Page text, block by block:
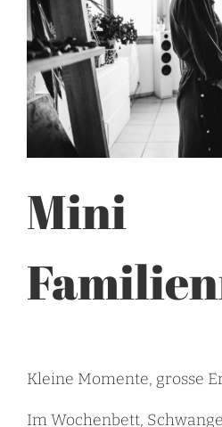
Mini
Kleine Momente, grosse
Im Wochenbett,